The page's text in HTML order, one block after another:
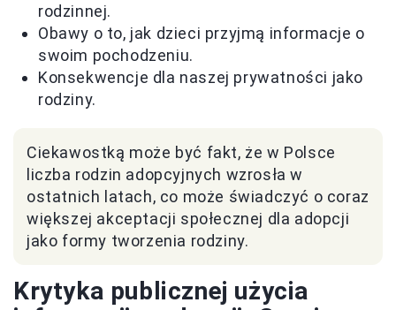
rodzinnej.
Obawy o to, jak dzieci przyjmą informacje o
swoim pochodzeniu.
Konsekwencje dla naszej prywatności jako
rodziny.
Ciekawostką może być fakt, że w Polsce
liczba rodzin adopcyjnych wzrosła w
ostatnich latach, co może świadczyć o coraz
większej akceptacji społecznej dla adopcji
jako formy tworzenia rodziny.
Krytyka publicznej użycia